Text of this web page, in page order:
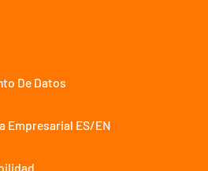
De Datos
Empresarial ES/EN